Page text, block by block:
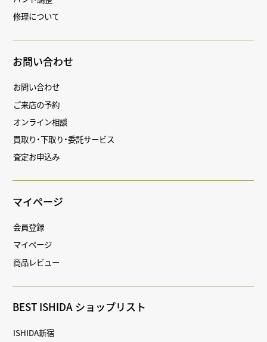
修理について
お問い合わせ
お問い合わせ
ご来店の予約
オンライン相談
買取り・下取り・委託サービス
査定お申込み
マイページ
会員登録
マイページ
商品レビュー
BEST ISHIDA ショップリスト
ISHIDA新宿